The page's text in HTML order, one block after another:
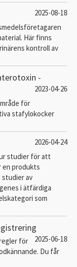
2025-08-18
Här finns
kontroll av
-
2023-04-26
för
stafylokocker
2026-04-24
studier för att
en produkts
studier av
i ätfärdiga
som
2025-06-18
för
Du får